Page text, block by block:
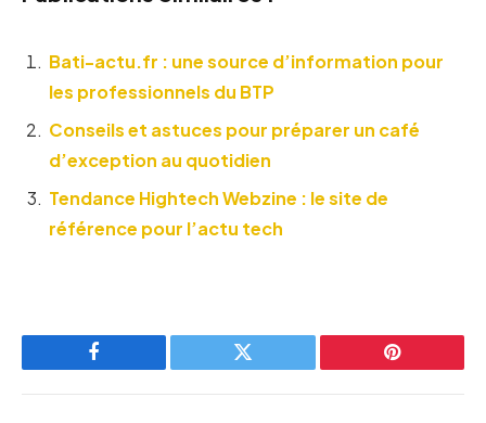
Bati-actu.fr : une source d’information pour
les professionnels du BTP
Conseils et astuces pour préparer un café
d’exception au quotidien
Tendance Hightech Webzine : le site de
référence pour l’actu tech
Facebook Twitter Pinterest